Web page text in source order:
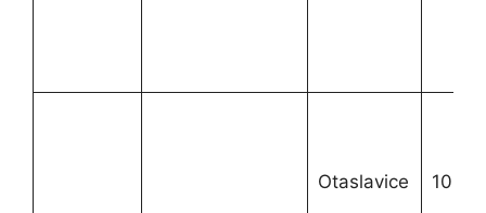
Otaslavice